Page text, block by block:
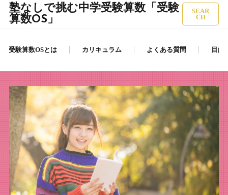
塾なしで挑む中学受験算数「受験
算数OS」
SEAR
CH
受験算数OSとは カリキュラム よくある質問 目的